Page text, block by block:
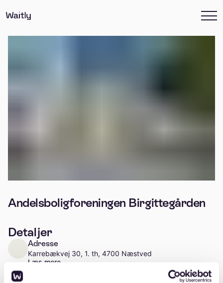
Andelsboligforeningen Birgittegården
Detaljer
Adresse
Karrebækvej 30, 1. th, 4700 Næstved
Læs mere